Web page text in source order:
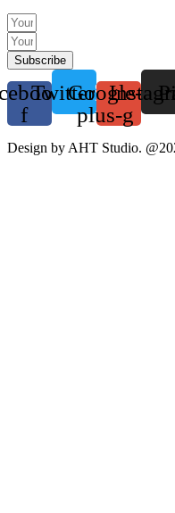
Subscribe
f
TwitterGoogle-
plus-g
Design by AHT Studio.